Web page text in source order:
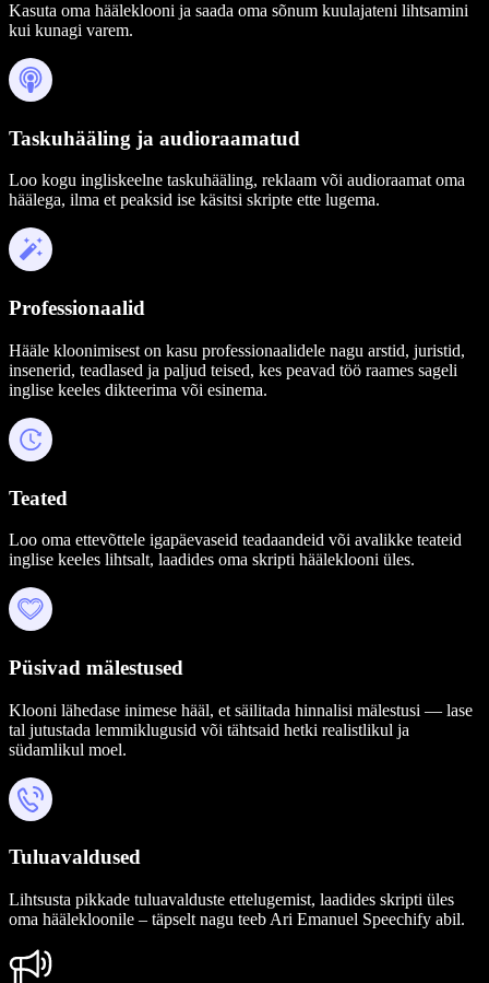
Kasuta oma hääleklooni ja saada oma sõnum kuulajateni lihtsamini
kui kunagi varem.
Taskuhääling ja audioraamatud
Loo kogu ingliskeelne taskuhääling, reklaam või audioraamat oma
häälega, ilma et peaksid ise käsitsi skripte ette lugema.
Professionaalid
Hääle kloonimisest on kasu professionaalidele nagu arstid, juristid,
insenerid, teadlased ja paljud teised, kes peavad töö raames sageli
inglise keeles dikteerima või esinema.
Teated
Loo oma ettevõttele igapäevaseid teadaandeid või avalikke teateid
inglise keeles lihtsalt, laadides oma skripti hääleklooni üles.
Püsivad mälestused
Klooni lähedase inimese hääl, et säilitada hinnalisi mälestusi — lase
tal jutustada lemmiklugusid või tähtsaid hetki realistlikul ja
südamlikul moel.
Tuluavaldused
Lihtsusta pikkade tuluavalduste ettelugemist, laadides skripti üles
oma häälekloonile – täpselt nagu teeb Ari Emanuel Speechify abil.